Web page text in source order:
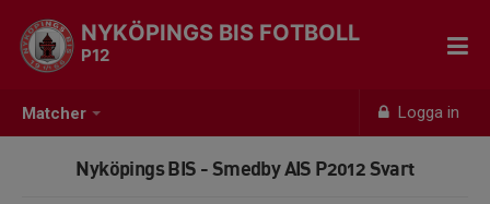
Matcher Logga in
NYKÖPINGS BIS FOTBOLL
P12
Nyköpings BIS - Smedby AIS P2012 Svart